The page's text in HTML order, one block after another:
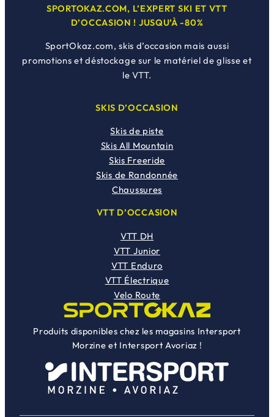
SPORTOKAZ.COM, L’EXPERT SKI ET VTT
D’OCCASION ! JUSQU’À -80%
SportOkaz.com, skis d’occasion mais aussi
promotions et déstockage sur le matériel de glisse et
le VTT.
SKIS D’OCCASION
Skis de piste
Skis All Mountain
Skis Freeride
Skis de Randonnée
Chaussures
VTT D’OCCASION
VTT DH
VTT Junior
VTT Enduro
VTT Électrique
Velo Route
Produits disponibles chez les magasins Intersport
Morzine et Intersport Avoriaz !